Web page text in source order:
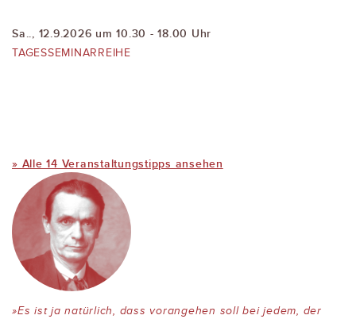
Sa.., 12.9.2026 um 10.30 - 18.00 Uhr
TAGESSEMINARREIHE
» Alle 14 Veranstaltungstipps ansehen
»Es ist ja natürlich, dass vorangehen soll bei jedem, der